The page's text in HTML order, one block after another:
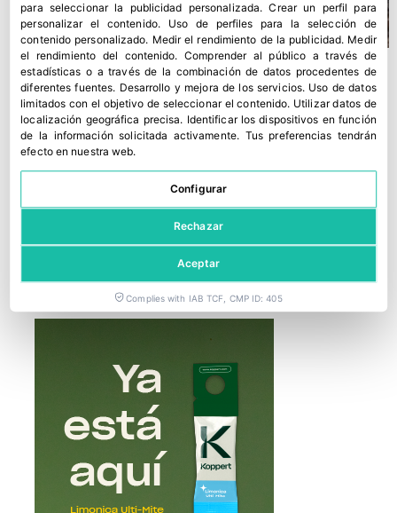
El granizo daña más de 2.000 hectáreas de cultivo en Lleida
14 mayo, 2026
para seleccionar la publicidad personalizada.Crear un perfil para
personalizar el contenido. Uso de perfiles para la selección de
contenido personalizado. Medir el rendimiento de la publicidad. Medir
el rendimiento del contenido.Comprender al público a través de
estadísticas o a través de la combinación de datos procedentes de
diferentes fuentes. Desarrollo y mejora de los servicios. Uso de datos
limitados con el objetivo de seleccionar el contenido. Utilizar datos de
localización geográfica precisa. Identificar los dispositivos en función
de la información solicitada activamente. Tus preferencias tendrán
efecto en nuestra web.
Configurar
Rechazar
Aceptar
Complies with IAB TCF, CMP ID: 405